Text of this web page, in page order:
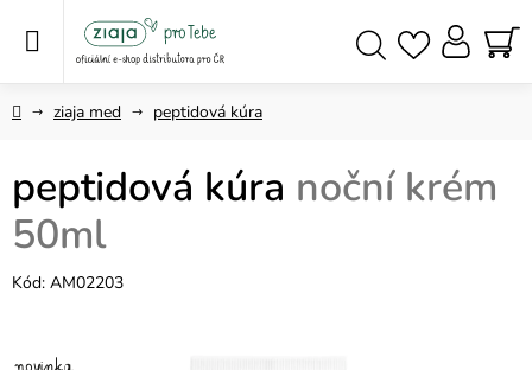
Domůziaja med peptidová kúra
peptidová kúra noční krém
50ml
Kód: AM02203